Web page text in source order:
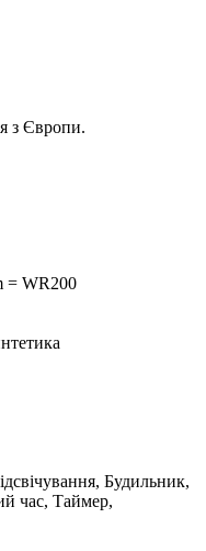
з Європи.
= WR200
Будильник,
час, Таймер,